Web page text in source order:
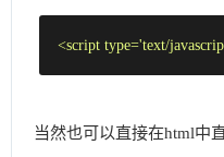
<script type='text/
当然也可以直接在html中